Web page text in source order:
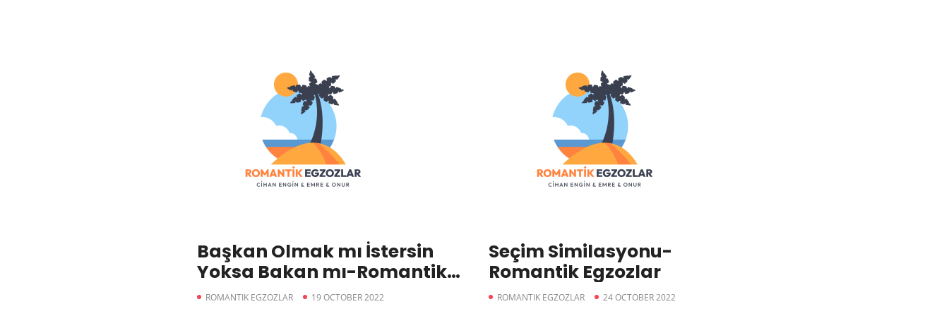
Başkan Olmak mı İstersin
Yoksa Bakan mı-Romantik
Egzozlar
ROMANTIK EGZOZLAR 19 OCTOBER 2022
Seçim Similasyonu-
Romantik Egzozlar
ROMANTIK EGZOZLAR 24 OCTOBER 2022